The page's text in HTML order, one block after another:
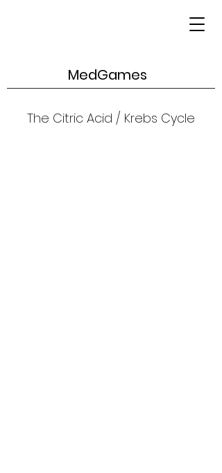
MedGames
The Citric Acid / Krebs Cycle